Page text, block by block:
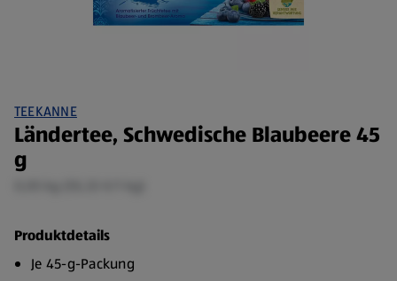
TEEKANNE
Ländertee, Schwedische Blaubeere 45
g
Produktdetails
Je 45-g-Packung